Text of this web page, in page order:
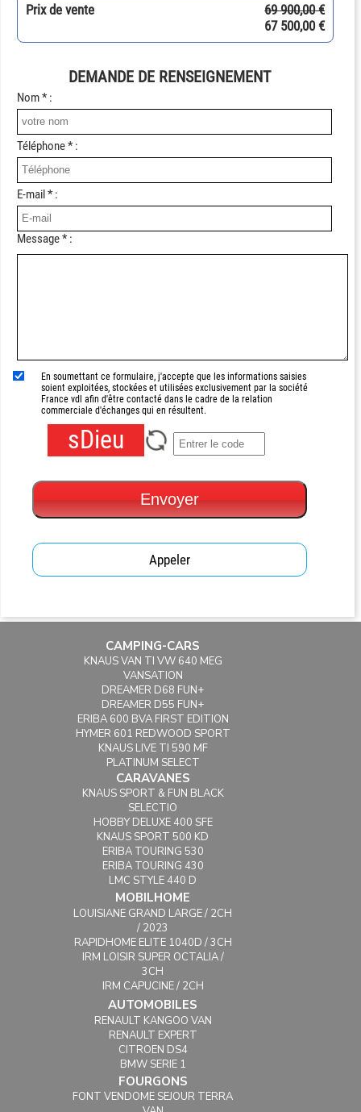
Prix de vente
69 900,00 €
67 500,00 €
DEMANDE DE RENSEIGNEMENT
Nom * :
Téléphone * :
E-mail * :
Message * :
En soumettant ce formulaire, j'accepte que les informations saisies
soient exploitées, stockées et utilisées exclusivement par la société
France vdl afin d'être contacté dans le cadre de la relation
commerciale d'échanges qui en résultent.
sDieu
Envoyer
Appeler
CAMPING-CARS
KNAUS VAN TI VW 640 MEG
VANSATION
DREAMER D68 FUN+
DREAMER D55 FUN+
ERIBA 600 BVA FIRST EDITION
HYMER 601 REDWOOD SPORT
KNAUS LIVE TI 590 MF
PLATINUM SELECT
CARAVANES
KNAUS SPORT & FUN BLACK
SELECTIO
HOBBY DELUXE 400 SFE
KNAUS SPORT 500 KD
ERIBA TOURING 530
ERIBA TOURING 430
LMC STYLE 440 D
MOBILHOME
LOUISIANE GRAND LARGE / 2CH
/ 2023
RAPIDHOME ELITE 1040D / 3CH
IRM LOISIR SUPER OCTALIA /
3CH
IRM CAPUCINE / 2CH
AUTOMOBILES
RENAULT KANGOO VAN
RENAULT EXPERT
CITROEN DS4
BMW SERIE 1
FOURGONS
FONT VENDOME SEJOUR TERRA